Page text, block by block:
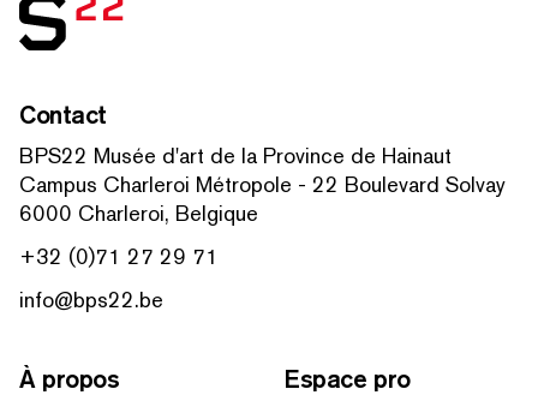
Contact
BPS22 Musée d'art de la Province de Hainaut
Campus Charleroi Métropole - 22 Boulevard Solvay
6000 Charleroi, Belgique
+32 (0)71 27 29 71
info@bps22.be
À propos Espace pro